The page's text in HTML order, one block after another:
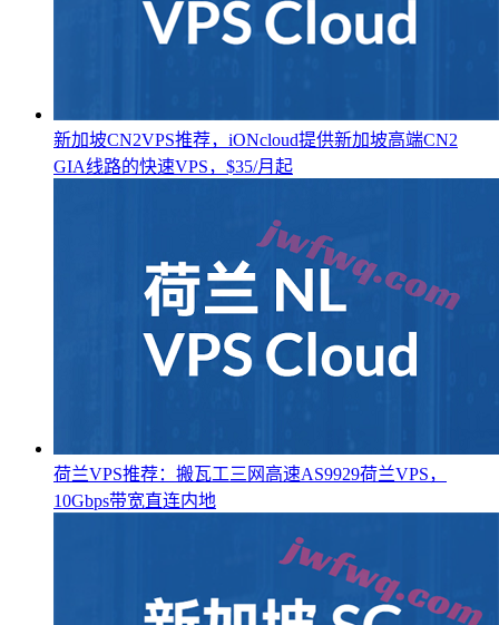
新加坡CN2VPS推荐，iONcloud提供新加坡高端CN2
GIA线路的快速VPS，$35/月起
荷兰VPS推荐：搬瓦工三网高速AS9929荷兰VPS，
10Gbps带宽直连内地